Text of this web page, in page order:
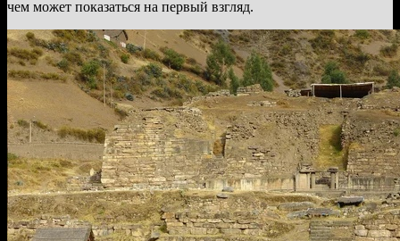
чем может показаться на первый взгляд.